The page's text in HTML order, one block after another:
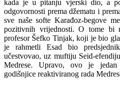
kada je u pitanju vjerski dio, a
odgovornosti prema džematu i
sve naše softe Karađoz-begove
pozitivnih vrijednosti. O tome bi
profesor Šefko Tinjak, koji je bio
je rahmetli Esad bio
učestvovao, uz muftiju Seid-
Medrese. Upravo, ovo je
godišnjice reaktiviranog rada